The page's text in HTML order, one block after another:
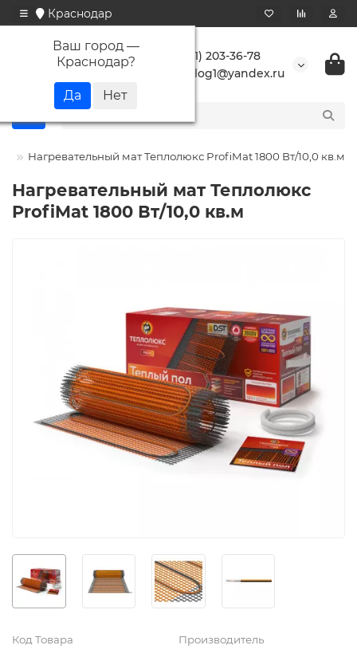
Краснодар
Ваш город —
Краснодар?
+7 (861) 203-36-78
buranlog1@yandex.ru
Нагревательный мат Теплолюкс ProfiMat 1800 Вт/10,0 кв.м
Нагревательный мат Теплолюкс
ProfiMat 1800 Вт/10,0 кв.м
Код Товара Производитель